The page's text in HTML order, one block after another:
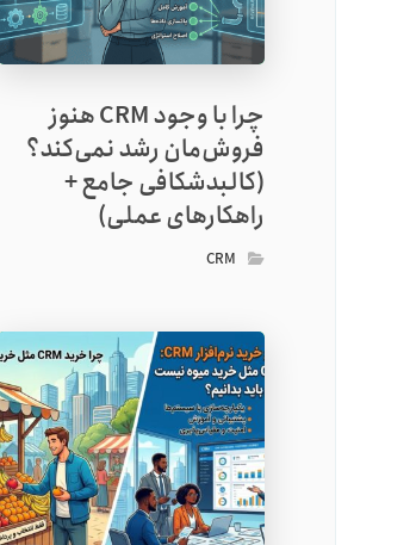
چرا با وجود CRM هنوز
فروش‌مان رشد نمی‌کند؟
(کالبدشکافی جامع +
راهکارهای عملی)
CRM